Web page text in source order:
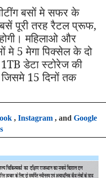
बसों मे सफर के
पूरी तरह रैटल प्रूफ,
महिलाओ और
मे 5 मेगा पिक्सेल के दो
डेटा स्टोरेज की
जिसमे 15 दिनों तक
, Instagram, and Google